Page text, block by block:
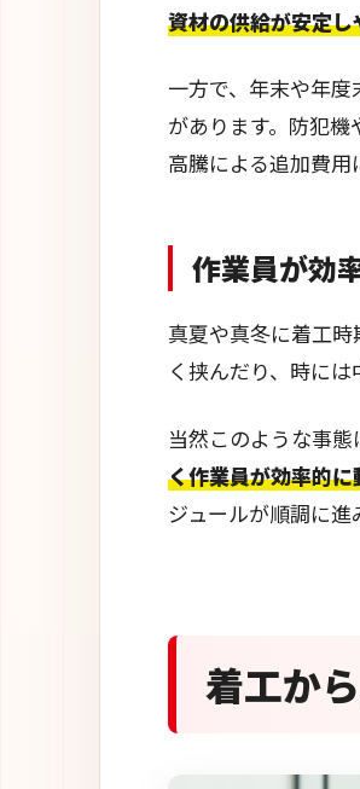
資材の供給が安定し
一方で、年末や年
があります。防犯
高騰による追加費用
作業員が効
真夏や真冬に着工
く挟んだり、時には
当然このような事態
く作業員が効率的
ジュールが順調に進
着工か